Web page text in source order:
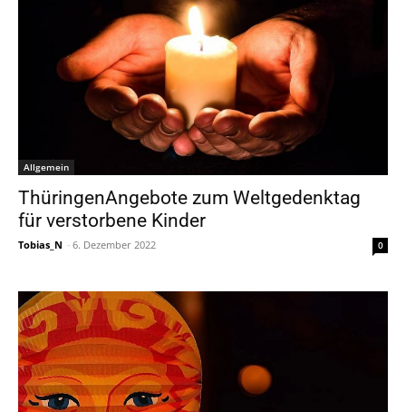
Allgemein
ThüringenAngebote zum Weltgedenktag
für verstorbene Kinder
Tobias_N - 6. Dezember 2022 0